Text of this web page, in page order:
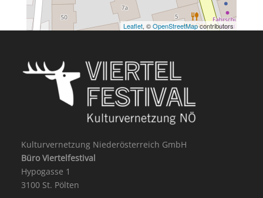
Leaflet, ©OpenStreetMapcontributors
Kulturvernetzung Niederösterreich GmbH
Büro Viertelfestival
Hypogasse 1
3100 St. Pölten